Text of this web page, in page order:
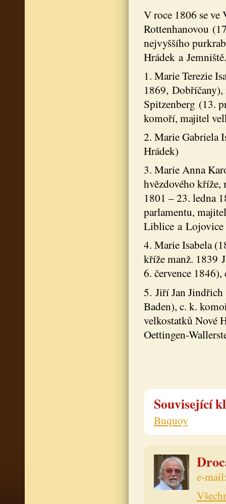
V roce 1806 se
Rottenhanovou
nejvyššího
Hrádek a
1. Marie Terezie
1869, Dobříčany),
Spitzenberg (13.
komoří, majitel
2. Marie Gabriela
Hrádek)
3. Marie Anna
hvězdového kříže,
1801 – 23. ledna
parlamentu,
Liblice a Lojovice
4. Marie Isabela
kříže manž. 1839
6. července
5. Jiří Jan
Baden), c. k.
velkostatků Nové
Oettingen-
Související
Buquoy
e-